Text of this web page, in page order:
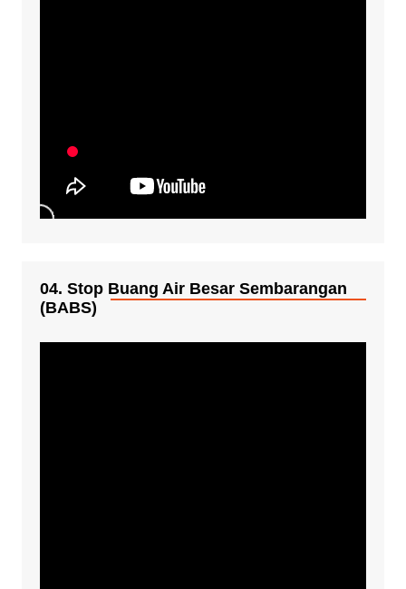
04. Stop Buang Air Besar Sembarangan
(BABS)